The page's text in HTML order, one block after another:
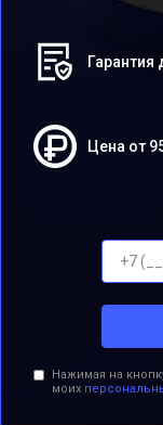
Гарантия
Цена от
Нажимая на
моих